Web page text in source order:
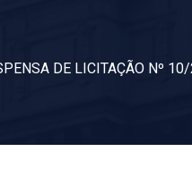
DE LICITAÇÃO Nº